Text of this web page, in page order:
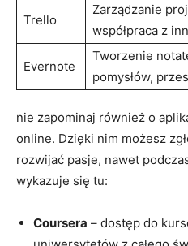
Trello
Zarządzanie
współpraca z
Evernote
Tworzenie⁢
‌pomysłów,
nie zapominaj również ‍o​
online. Dzięki nim możesz
rozwijać pasje, nawet
wykazuje się tu:
Coursera – dostęp do